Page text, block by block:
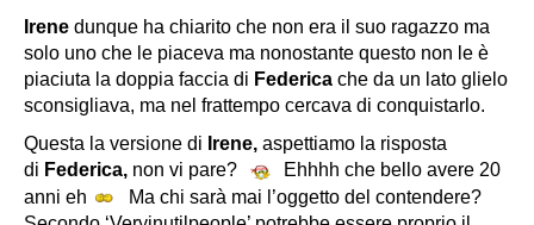
Irene dunque ha chiarito che non era il suo ragazzo ma
solo uno che le piaceva ma nonostante questo non le è
piaciuta la doppia faccia di Federica che da un lato glielo
sconsigliava, ma nel frattempo cercava di conquistarlo.
Questa la versione di Irene, aspettiamo la risposta
di Federica, non vi pare?
Ehhhh che bello avere 20
anni eh
Ma chi sarà mai l’oggetto del contendere?